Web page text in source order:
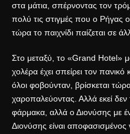
στα μάτια, σπέρνοντας τον
πολύ τις στιγμές που ο Ρήγας
τώρα το παιχνίδι παίζεται σε
Στο μεταξύ, το «Grand Hotel»
χολέρα έχει σπείρει τον
όλοι φοβούνταν, βρίσκεται
χαροπαλεύοντας. Αλλά εκεί δεν
φάρμακα, αλλά ο Διονύσης με
Διονύσης είναι αποφασισμένος